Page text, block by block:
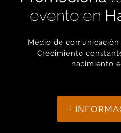
evento en
Medio de
Crecimiento
nacimiento
+